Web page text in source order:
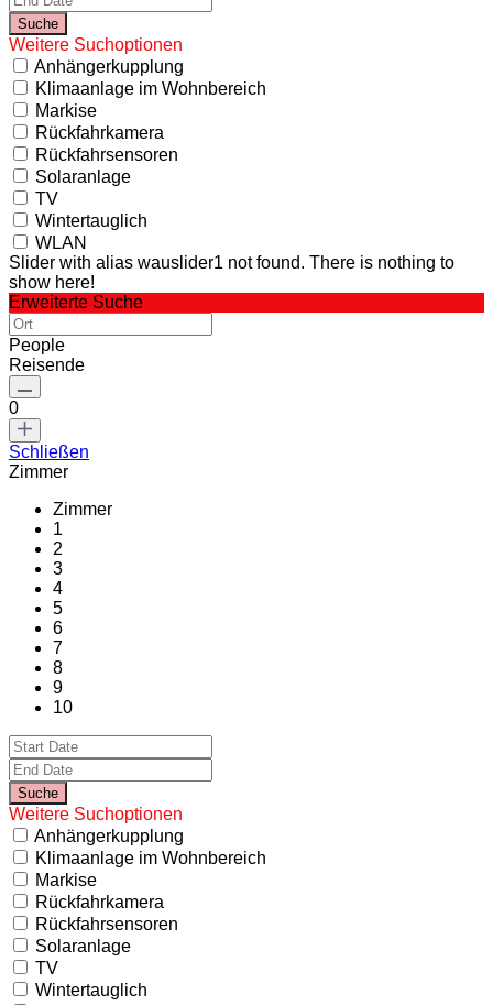
Weitere Suchoptionen
Anhängerkupplung
Klimaanlage im Wohnbereich
Markise
Rückfahrkamera
Rückfahrsensoren
Solaranlage
TV
Wintertauglich
WLAN
Slider with alias wauslider1 not found. There is nothing to
show here!
Erweiterte Suche
People
Reisende
0
Schließen
Zimmer
Zimmer
1
2
3
4
5
6
7
8
9
10
Weitere Suchoptionen
Anhängerkupplung
Klimaanlage im Wohnbereich
Markise
Rückfahrkamera
Rückfahrsensoren
Solaranlage
TV
Wintertauglich